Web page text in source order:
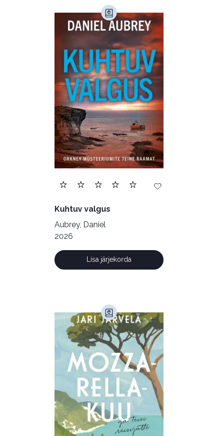
Armastusromaanid (294)
Audioperioodika
Biograafiad (229)
Eesti kirjandus (1777)
Ettevõtlus (30)
Filoloogia (121)
Filosoofia (148)
Geograafia (65)
Haridus (20)
Ilukirjandus (4256)
Krimi ja põnevik (1286)
Kultuur ja teadus (45)
Kunst ja looming (86)
Laste- ja noortekirjandus (581)
Loodusteadus (32)
Maamajandus (24)
Majandus (34)
Perioodika (15)
Psühholoogia (187)
Rahandus (46)
Religioon (107)
Siseturvalisus (34)
Sport (52)
Kuhtuv valgus
Aubrey, Daniel
2026
Lisa järjekorda